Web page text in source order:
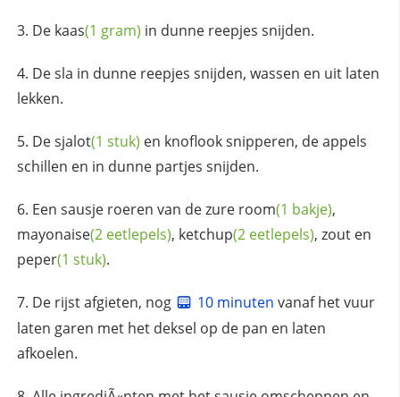
De kaas(1 gram) in dunne reepjes snijden.
De sla in dunne reepjes snijden, wassen en uit laten
lekken.
Desjalot(1 stuk) en knoflook snipperen, de appels
schillen en in dunne partjes snijden.
Een sausje roeren van de zure room(1 bakje),
mayonaise(2 eetlepels), ketchup(2 eetlepels), zout en
peper(1 stuk).
De rijst afgieten, nog 10 minuten vanaf het vuur
laten garen met het deksel op de pan en laten
afkoelen.